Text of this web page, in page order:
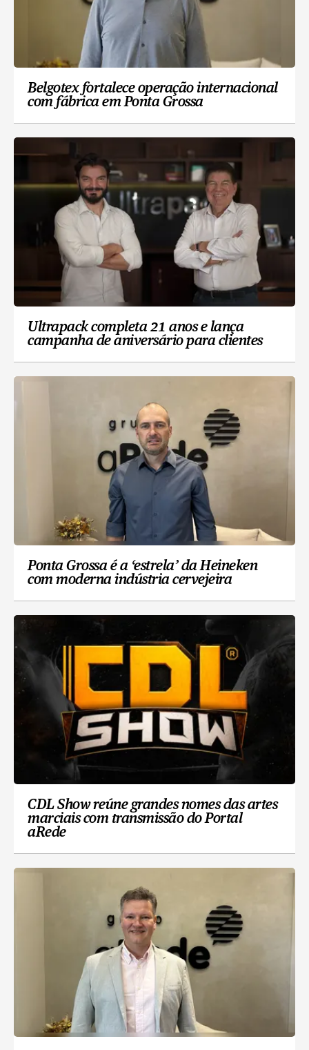
Belgotex fortalece operação internacional
com fábrica em Ponta Grossa
Ultrapack completa 21 anos e lança
campanha de aniversário para clientes
Ponta Grossa é a ‘estrela’ da Heineken
com moderna indústria cervejeira
CDL Show reúne grandes nomes das artes
marciais com transmissão do Portal
aRede